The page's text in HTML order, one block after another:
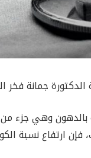
جمانة فخر
ارتفاع نسبة